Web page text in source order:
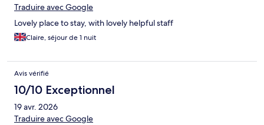
Traduire avec Google
Lovely place to stay, with lovely helpful staff
Claire, séjour de 1 nuit
Avis vérifié
10/10 Exceptionnel
19 avr. 2026
Traduire avec Google